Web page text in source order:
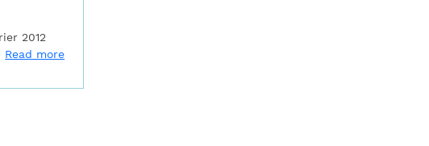
2012
Read moreabout Vaubant et…? Selon plusieurs auteurs